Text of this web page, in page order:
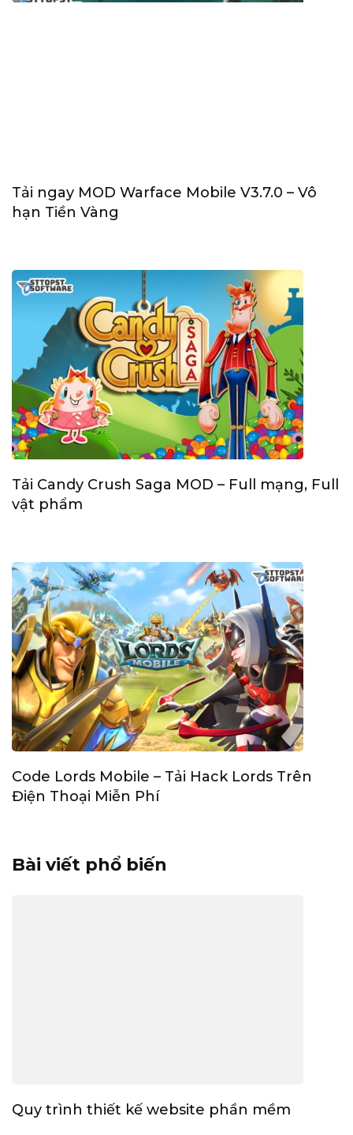
Tải ngay MOD Warface Mobile V3.7.0 – Vô
hạn Tiền Vàng
Tải Candy Crush Saga MOD – Full mạng, Full
vật phẩm
Code Lords Mobile – Tải Hack Lords Trên
Điện Thoại Miễn Phí
Bài viết phổ biến
Quy trình thiết kế website phần mềm